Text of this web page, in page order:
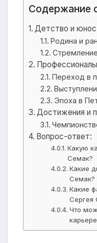
Содержание
Детство и
Родина и
Переход в
Эпоха в
Достижения и
Вопрос-ответ:
Какую
Семак?
Какие
Семак?
Какие
Сергея
Что